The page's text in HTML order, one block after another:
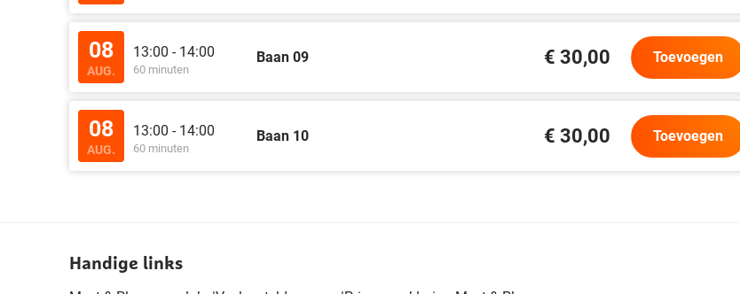
08
AUG.
13:00 - 14:00
60 minuten
Baan 09 € 30,00 Toevoegen
08
AUG.
13:00 - 14:00
60 minuten
Baan 10 € 30,00 Toevoegen
Handige links